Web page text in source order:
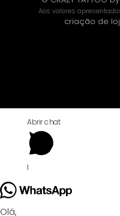
Aos valores
criação de
Abrir chat
1
Olá,